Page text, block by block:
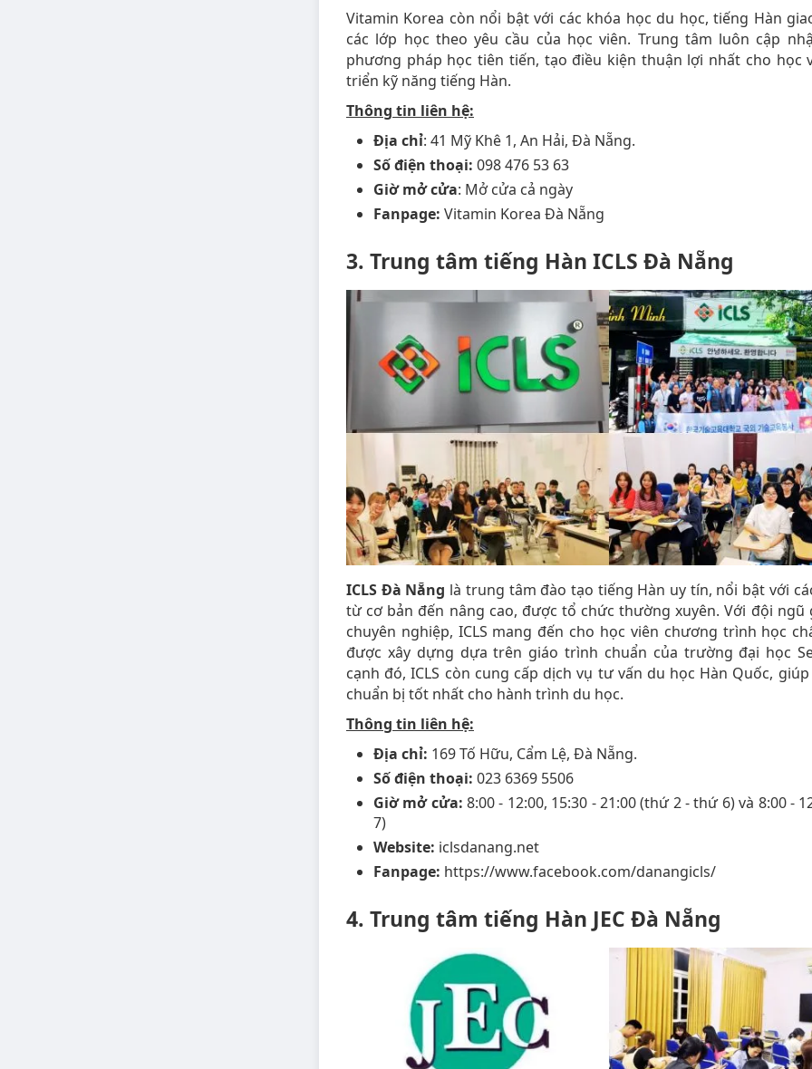
Vitamin Korea còn nổi bật với các khóa học du học, tiếng Hàn
các lớp học theo yêu cầu của học viên. Trung tâm luôn cập
phương pháp học tiên tiến, tạo điều kiện thuận lợi nhất cho học
triển kỹ năng tiếng Hàn.
Thông tin liên hệ:
Địa chỉ: 41 Mỹ Khê 1, An Hải, Đà Nẵng.
Số điện thoại: 098 476 53 63
Giờ mở cửa: Mở cửa cả ngày
Fanpage: Vitamin Korea Đà Nẵng
3. Trung tâm tiếng Hàn ICLS Đà Nẵng
ICLS Đà Nẵng là trung tâm đào tạo tiếng Hàn uy tín, nổi bật với
từ cơ bản đến nâng cao, được tổ chức thường xuyên. Với đội ngũ
chuyên nghiệp, ICLS mang đến cho học viên chương trình học
được xây dựng dựa trên giáo trình chuẩn của trường đại học
cạnh đó, ICLS còn cung cấp dịch vụ tư vấn du học Hàn Quốc,
chuẩn bị tốt nhất cho hành trình du học.
Thông tin liên hệ:
Địa chỉ: 169 Tố Hữu, Cẩm Lệ, Đà Nẵng.
Số điện thoại: 023 6369 5506
Giờ mở cửa: 8:00 - 12:00, 15:30 - 21:00 (thứ 2 - thứ 6) và 8:00 -
7)
Website: iclsdanang.net
Fanpage: https://www.facebook.com/danangicls/
4. Trung tâm tiếng Hàn JEC Đà Nẵng